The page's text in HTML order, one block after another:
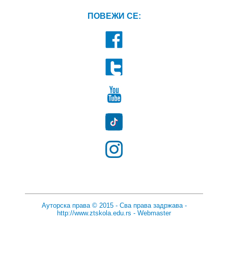
ПОВЕЖИ СЕ:
Ауторска права © 2015 - Сва права задржава -
http://www.ztskola.edu.rs - Webmaster